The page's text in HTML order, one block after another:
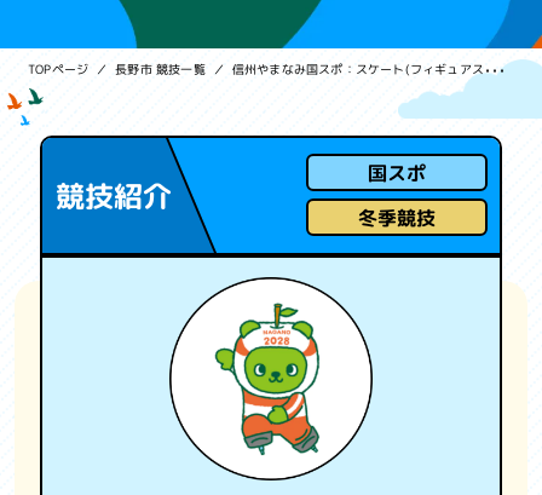
競技一覧
会場一覧
募集情報
実行委員会情報
国スポ・全障スポについて
TOPページ 長野市 競技一覧 信州やまなみ国スポ：スケート(フィギュアスケート)
競技紹介
国スポ
冬季競技